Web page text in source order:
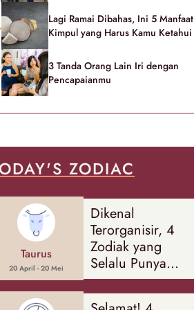
Lagi Ramai Dibahas, Ini 5 Manfaat
Kimpul yang Harus Kamu Ketahui
3 Tanda Orang Lain Iri dengan
Pencapaianmu
ZODIAC
Taurus
20 April - 20 Mei
Dikenal
Terorganisir, 4
Zodiak yang
Selalu Punya
Rencana
Cadangan Soal